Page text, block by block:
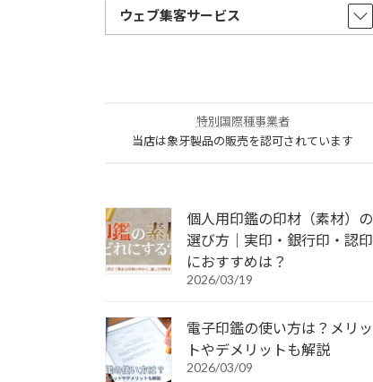
ウェブ集客サービス
特別国際種事業者
当店は象牙製品の販売を認可されています
個人用印鑑の印材（素材）の
選び方｜実印・銀行印・認印
におすすめは？
2026/03/19
電子印鑑の使い方は？メリッ
トやデメリットも解説
2026/03/09